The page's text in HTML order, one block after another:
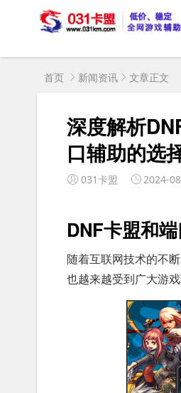
首页 新闻资讯 文章正文
深度解析
口辅助的选
031卡盟 2024-
DNF卡盟和
随着互联网技术的不
也越来越受到广大游